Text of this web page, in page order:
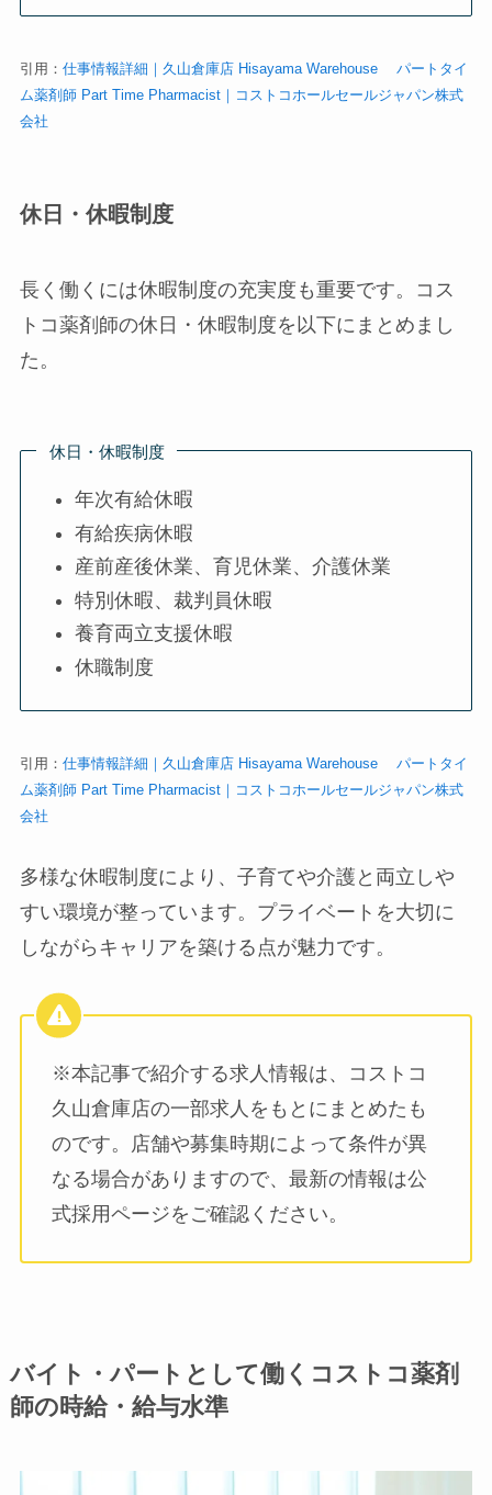
引用： 仕事情報詳細｜久山倉庫店 Hisayama Warehouse パートタイ
ム薬剤師 Part Time Pharmacist｜コストコホールセールジャパン株式
会社
休日・休暇制度
長く働くには休暇制度の充実度も重要です。コス
トコ薬剤師の休日・休暇制度を以下にまとめまし
た。
休日・休暇制度
年次有給休暇
有給疾病休暇
産前産後休業、育児休業、介護休業
特別休暇、裁判員休暇
養育両立支援休暇
休職制度
引用： 仕事情報詳細｜久山倉庫店 Hisayama Warehouse パートタイ
ム薬剤師 Part Time Pharmacist｜コストコホールセールジャパン株式
会社
多様な休暇制度により、子育てや介護と両立しや
すい環境が整っています。プライベートを大切に
しながらキャリアを築ける点が魅力です。
※本記事で紹介する求人情報は、コストコ
久山倉庫店の一部求人をもとにまとめたも
のです。店舗や募集時期によって条件が異
なる場合がありますので、最新の情報は公
式採用ページをご確認ください。
バイト・パートとして働くコストコ薬剤
師の時給・給与水準